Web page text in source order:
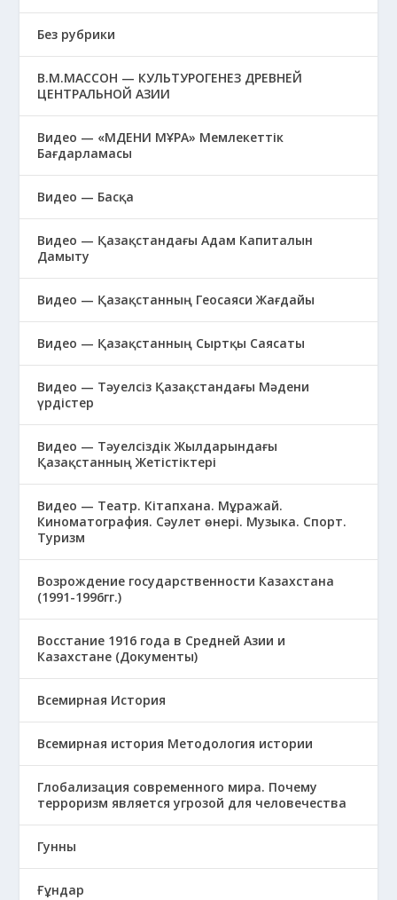
Без рубрики
В.М.МАССОН — КУЛЬТУРОГЕНЕЗ ДРЕВНЕЙ
ЦЕНТРАЛЬНОЙ АЗИИ
Видео — «МӘДЕНИ МҰРА» Мемлекеттік
Бағдарламасы
Видео — Басқа
Видео — Қазақстандағы Адам Капиталын
Дамыту
Видео — Қазақстанның Геосаяси Жағдайы
Видео — Қазақстанның Сыртқы Саясаты
Видео — Тәуелсіз Қазақстандағы Мәдени
үрдістер
Видео — Тәуелсіздік Жылдарындағы
Қазақстанның Жетістіктері
Видео — Театр. Кітапхана. Мұражай.
Киноматография. Сәулет өнері. Музыка. Спорт.
Туризм
Возрождение государственности Казахстана
(1991-1996гг.)
Восстание 1916 года в Средней Азии и
Казахстане (Документы)
Всемирная История
Всемирная история Методология истории
Глобализация современного мира. Почему
терроризм является угрозой для человечества
Гунны
Ғұндар